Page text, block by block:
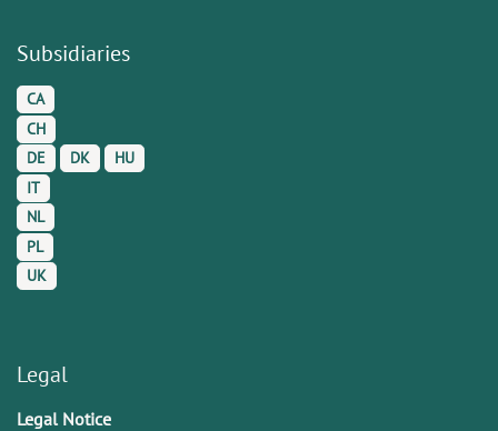
Subsidiaries
CA
CH
DE
DK
HU
IT
NL
PL
UK
Legal
Legal Notice